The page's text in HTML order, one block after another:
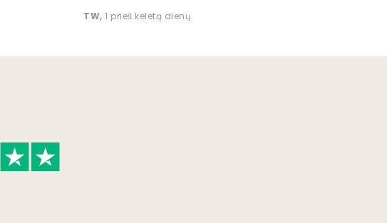
TW, 1 prieš keletą dienų